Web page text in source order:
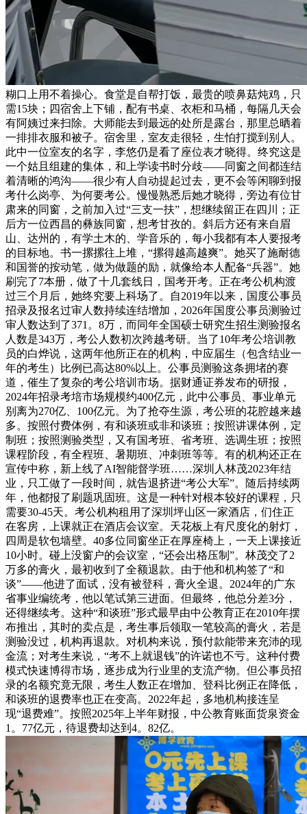
糊口上用不着操心。食堂是自帮打饭，最贵的喷鼻菇炖鸡，只
需15块；四宿舍上下铺，配有书桌、衣柜和马桶，每隔几天会
有阿姨过来扫除。大师能去到最远的处所是露台，那里总晒着
一排排衣服和被子。宿舍里，室友走很轻，生怕打搅到别人。
此中一位室友的名字，李悠仍是看了座位表才晓得。终究这是
一个姑且组建的集体，和上学读书时分歧——同窗之间都连结
着清晰的鸿沟——很少有人自动提起过去，更不会等闲聊到报
考什么岗亭、为何要考公。慢慢熟悉后她才晓得，旁边有位甘
肃来的同窗，之前加入过“三支一扶”，想继续留正在四川；正
后方一位西昌的彝族同窗，想考甘孜的。斜后方还有来自眉
山、达州的，有学土木的、学音乐的，每小我都有本人要报考
的目标地。书一摞摞往上堆，“摞得越高越爽”。她买了施耐德
和国誉的按动笔，做为做题的励，就像给本人配备“兵器”。她
刷完了7本册，做了十几套线日，国考开考。正在考公机构渡
过三个月后，她终究要上科场了。自2019年以来，国度公事员
招录及报名过审人数持续连结增加，2026年国度公事员测验过
审人数达到了371。8万，而同年全国硕士研究生招生测验报名
人数是343万，考公人数初次跨越考研。当了10年考公培训教
员的白烨说，这两年他所正在的机构，中应届生（包含结业一
年的考生）比例已高达80%以上。公事员测验这条拥堵的赛
道，催生了复杂的考公培训市场。据财通证券发布的研报，
2024年招录考培市场规模约400亿元，此中公事员、事业单元
别离为270亿、100亿元。为了抢夺生源，考公班的花腔越来越
多。按照付费体例，有和谈班或非和谈班；按照讲课体例，定
制班；按照测验类型，又有国考班、省考班、选调生班；按照
课程阶段，有全程班、暑期班、冲刺班等等。有的机构还正在
宣传中称，新上线了AI智能督学班……深圳人林茂2023年结
业，只工做了一段时间，就告退挤进“考公大军”。随后持续两
年，他都报了刷题巩固班。这是一种针对根本较好的课程，只
需要30-45天。考公机构租用了深圳坪山区一家酒店，们住正
在客房，上课就正在酒店会议室。天花板上有尺度化的射灯，
四周是软包墙壁。40多位同窗坐正在厚座椅上，一天上课接近
10小时。碰上没窗户的会议室，“还会出格压制”。林茂交了2
万多的膏火，最初收到了全额退款。由于他和机构签了“和
谈”——他进了面试，没有被登科，膏火全退。2024年的广东
省事业编统考，他以笔试第三进面。但最终，他总分差3分，
还得继续考。这种“和谈班”形式最早由中公教育正在2010年摆
布推出，其时的卖点是，考生事后领取一笔较高的膏火，若是
测验没过，机构再退款。对机构来说，预付款能带来充沛的现
金流；对考生来说，“考不上就退钱”的许诺也不亏。这种付费
模式快速博得市场，逐步成为行业里的支流产物。但公事员招
录的名额究竟无限，考生人数正在增加、登科比例正在降低，
和谈班的退费率也正在变高。2022年起，多地机构接连呈
现“退费难”。按照2025年上半年财报，中公教育账面货泉资金
1。77亿元，待退费却达到4。82亿。